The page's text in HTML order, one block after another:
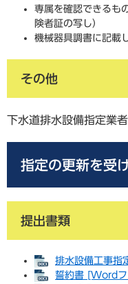
専属を確認できるも
険者証の写し）
機械器具調書に記載
その他
下水道排水設備指定業
指定の更新を受
提出書類
排水設備工事指
誓約書 [Wordフ